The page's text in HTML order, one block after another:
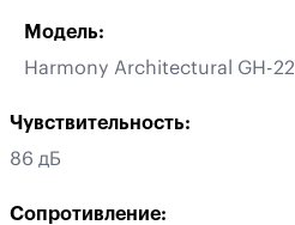
Модель:
Harmony Architectural GH-22
Чувствительность:
86 дБ
Сопротивление: